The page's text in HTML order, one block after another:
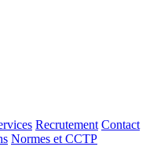
Recrutement Contact
Normes et CCTP